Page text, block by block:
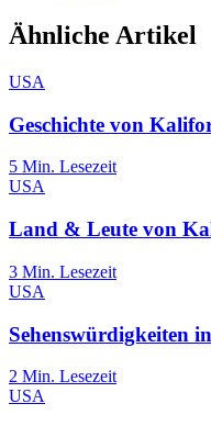
Ähnliche Artikel
USA
Geschichte von
5 Min. Lesezeit
USA
Land & Leute von
3 Min. Lesezeit
USA
Sehenswürdigkeiten
2 Min. Lesezeit
USA